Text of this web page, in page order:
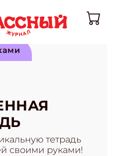
тетрадь
своими руками!